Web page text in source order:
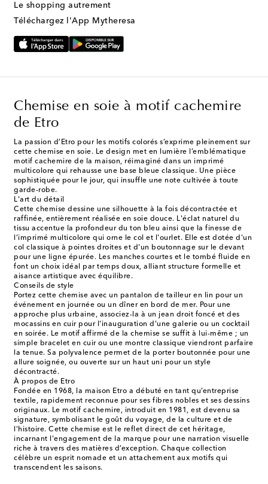
Le shopping autrement
Téléchargez l'App Mytheresa
Chemise en soie à motif cachemire
de Etro
La passion d’Etro pour les motifs colorés s’exprime pleinement sur
cette chemise en soie. Le design met en lumière l’emblématique
motif cachemire de la maison, réimaginé dans un imprimé
multicolore qui rehausse une base bleue classique. Une pièce
sophistiquée pour le jour, qui insuffle une note cultivée à toute
garde-robe.
L'art du détail
Cette chemise dessine une silhouette à la fois décontractée et
raffinée, entièrement réalisée en soie douce. L'éclat naturel du
tissu accentue la profondeur du ton bleu ainsi que la finesse de
l’imprimé multicolore qui orne le col et l'ourlet. Elle est dotée d'un
col classique à pointes droites et d'un boutonnage sur le devant
pour une ligne épurée. Les manches courtes et le tombé fluide en
font un choix idéal par temps doux, alliant structure formelle et
aisance artistique avec équilibre.
Conseils de style
Portez cette chemise avec un pantalon de tailleur en lin pour un
événement en journée ou un dîner en bord de mer. Pour une
approche plus urbaine, associez-la à un jean droit foncé et des
mocassins en cuir pour l'inauguration d'une galerie ou un cocktail
en soirée. Le motif affirmé de la chemise se suffit à lui-même ; un
simple bracelet en cuir ou une montre classique viendront parfaire
la tenue. Sa polyvalence permet de la porter boutonnée pour une
allure soignée, ou ouverte sur un haut uni pour un style
décontracté.
À propos de Etro
Fondée en 1968, la maison Etro a débuté en tant qu’entreprise
textile, rapidement reconnue pour ses fibres nobles et ses dessins
originaux. Le motif cachemire, introduit en 1981, est devenu sa
signature, symbolisant le goût du voyage, de la culture et de
l’histoire. Cette chemise est le reflet direct de cet héritage,
incarnant l'engagement de la marque pour une narration visuelle
riche à travers des matières d’exception. Chaque collection
célèbre un esprit nomade et un attachement aux motifs qui
transcendent les saisons.